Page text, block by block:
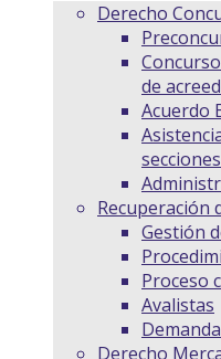
Derecho
de
Acuerdo
Recuperación
Gestión
Proceso
Avalistas
Derecho